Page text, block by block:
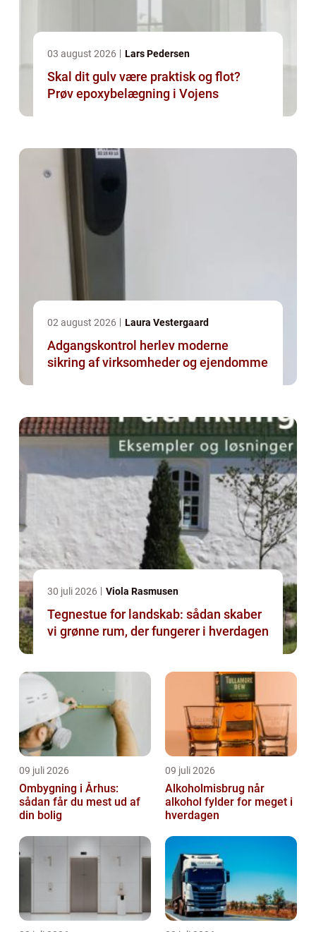
03 august 2026 Lars Pedersen
Skal dit gulv være praktisk og flot?
Prøv epoxybelægning i Vojens
02 august 2026 Laura Vestergaard
Adgangskontrol herlev moderne
sikring af virksomheder og ejendomme
30 juli 2026 Viola Rasmusen
Tegnestue for landskab: sådan skaber
vi grønne rum, der fungerer i hverdagen
09 juli 2026
Ombygning i Århus:
sådan får du mest ud af
din bolig
09 juli 2026
Alkoholmisbrug når
alkohol fylder for meget i
hverdagen